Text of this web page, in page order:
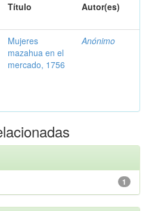
Título Autor(es)
Mujeres
mazahua en el
mercado, 1756
Anónimo
1